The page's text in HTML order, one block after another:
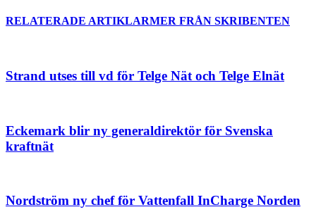
RELATERADE ARTIKLARMER FRÅN SKRIBENTEN
Strand utses till vd för Telge Nät och Telge Elnät
Eckemark blir ny generaldirektör för Svenska
kraftnät
Nordström ny chef för Vattenfall InCharge Norden